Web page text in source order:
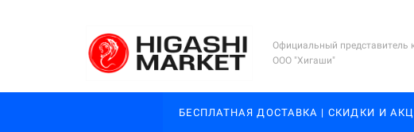
Официальный представитель
ООО "Хигаши"
БЕСПЛАТНАЯ ДОСТАВКА | СКИДКИ И